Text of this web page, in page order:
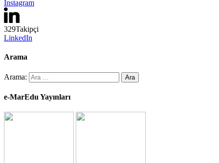
Instagram
329Takipçi
LinkedIn
Arama
Arama:
e-MarEdu Yayınları